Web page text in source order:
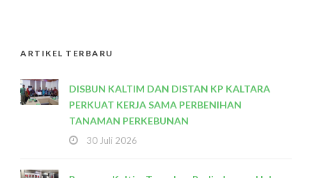
ARTIKEL TERBARU
DISBUN KALTIM DAN DISTAN KP KALTARA
PERKUAT KERJA SAMA PERBENIHAN
TANAMAN PERKEBUNAN
30 Juli 2026